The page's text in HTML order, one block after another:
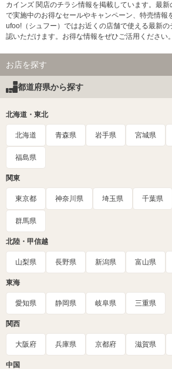
カインズ 関店のチラシ情報を掲載しています。最
で実施中のお得なセールやキャンペーン、特売情報
ufoo!（シュフー）ではお近くの店舗で使える最新
認いただけます。お得な情報をぜひご活用ください。
お店を探す
都道府県から探す
北海道・東北
北海道 青森県 岩手県 宮城県
福島県
関東
東京都 神奈川県 埼玉県 千葉県
群馬県
北陸・甲信越
山梨県 長野県 新潟県 富山県
東海
愛知県 静岡県 岐阜県 三重県
関西
大阪府 兵庫県 京都府 滋賀県
中国